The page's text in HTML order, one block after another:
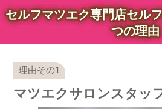
セルフマツエク専門店セル
つの理由
マツエクサロンスタッ